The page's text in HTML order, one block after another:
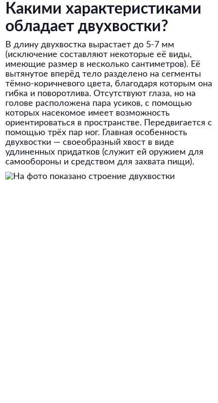
Какими характеристиками
обладает двухвостки?
В длину двухвостка вырастает до 5-7 мм
(исключение составляют некоторые её виды,
имеющие размер в несколько сантиметров). Её
вытянутое вперёд тело разделено на сегменты
тёмно-коричневого цвета, благодаря которым она
гибка и поворотлива. Отсутствуют глаза, но на
голове расположена пара усиков, с помощью
которых насекомое имеет возможность
ориентироваться в пространстве. Передвигается с
помощью трёх пар ног. Главная особенность
двухвостки — своеобразный хвост в виде
удлиненных придатков (служит ей оружием для
самообороны и средством для захвата пищи).